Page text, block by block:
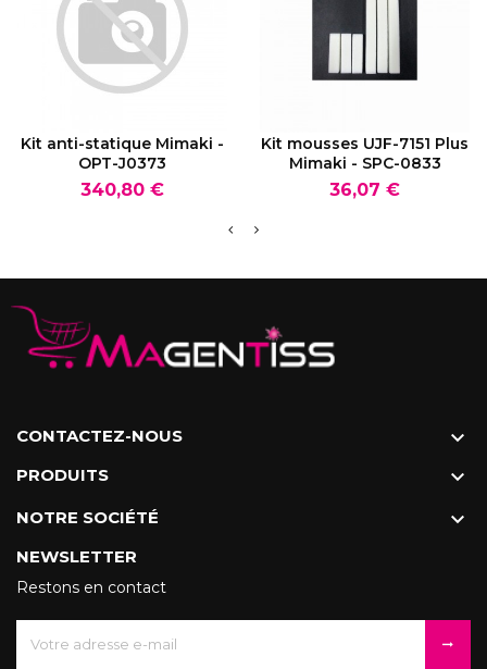
VOIR LE PRODUIT
Kit anti-statique Mimaki -
OPT-J0373
Prix
340,80 €
VOIR LE PRODUIT
Kit mousses UJF-7151 Plus
Mimaki - SPC-0833
Prix
36,07 €
CONTACTEZ-NOUS 
PRODUITS 
NOTRE SOCIÉTÉ 
NEWSLETTER
Restons en contact